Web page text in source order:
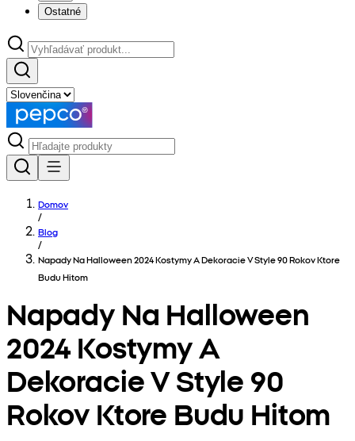
Ostatné
Domov
/
Blog
/
Napady Na Halloween 2024 Kostymy A Dekoracie V Style 90 Rokov Ktore
Budu Hitom
Napady Na Halloween
2024 Kostymy A
Dekoracie V Style 90
Rokov Ktore Budu Hitom